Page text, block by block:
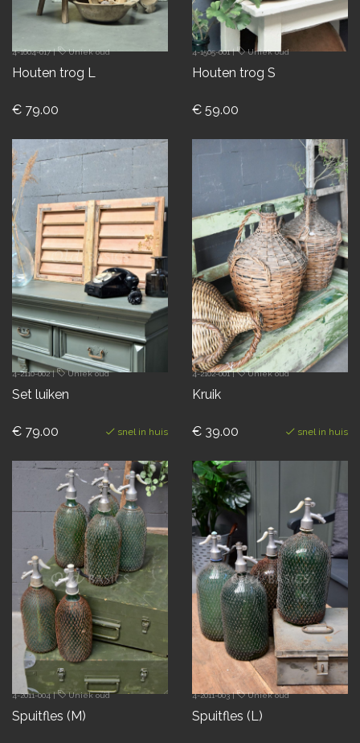
4-1604-017| Uniek oud
Houten trog L
€ 79.00
4-1505-001| Uniek oud
Houten trog S
€ 59.00
4-2110-002| Uniek oud
Set luiken
€ 79.00 snel in huis
4-2102-001| Uniek oud
Kruik
€ 39.00 snel in huis
4-2011-004| Uniek oud
Spuitfles (M)
4-2011-003| Uniek oud
Spuitfles (L)